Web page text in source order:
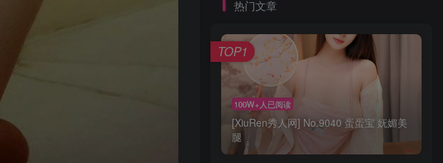
热门文章
100W+人已阅读
[XiuRen秀人网] No.9040 蛋蛋宝 妩媚美
腿
TOP1